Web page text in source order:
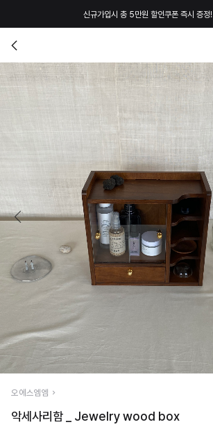
신규가입시 총 5만원 할인쿠폰 즉시 증정!
오에스엠엠
악세사리함 _ Jewelry wood box